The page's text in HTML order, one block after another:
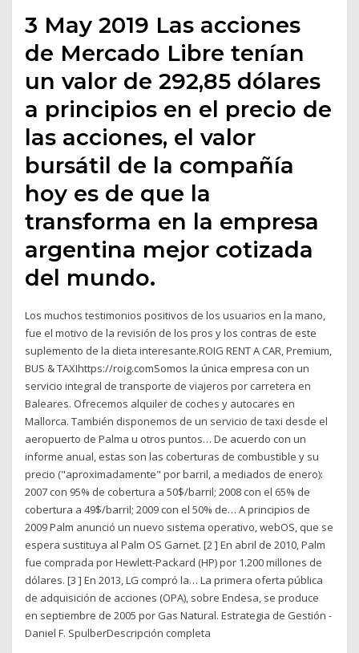
3 May 2019 Las acciones
de Mercado Libre tenían
un valor de 292,85 dólares
a principios en el precio de
las acciones, el valor
bursátil de la compañía
hoy es de que la
transforma en la empresa
argentina mejor cotizada
del mundo.
Los muchos testimonios positivos de los usuarios en la mano,
fue el motivo de la revisión de los pros y los contras de este
suplemento de la dieta interesante.ROIG RENT A CAR, Premium,
BUS & TAXIhttps://roig.comSomos la única empresa con un
servicio integral de transporte de viajeros por carretera en
Baleares. Ofrecemos alquiler de coches y autocares en
Mallorca. También disponemos de un servicio de taxi desde el
aeropuerto de Palma u otros puntos… De acuerdo con un
informe anual, estas son las coberturas de combustible y su
precio ("aproximadamente" por barril, a mediados de enero):
2007 con 95% de cobertura a 50$/barril; 2008 con el 65% de
cobertura a 49$/barril; 2009 con el 50% de… A principios de
2009 Palm anunció un nuevo sistema operativo, webOS, que se
espera sustituya al Palm OS Garnet. [2 ] En abril de 2010, Palm
fue comprada por Hewlett-Packard (HP) por 1.200 millones de
dólares. [3 ] En 2013, LG compró la… La primera oferta pública
de adquisición de acciones (OPA), sobre Endesa, se produce
en septiembre de 2005 por Gas Natural. Estrategia de Gestión -
Daniel F. SpulberDescripción completa